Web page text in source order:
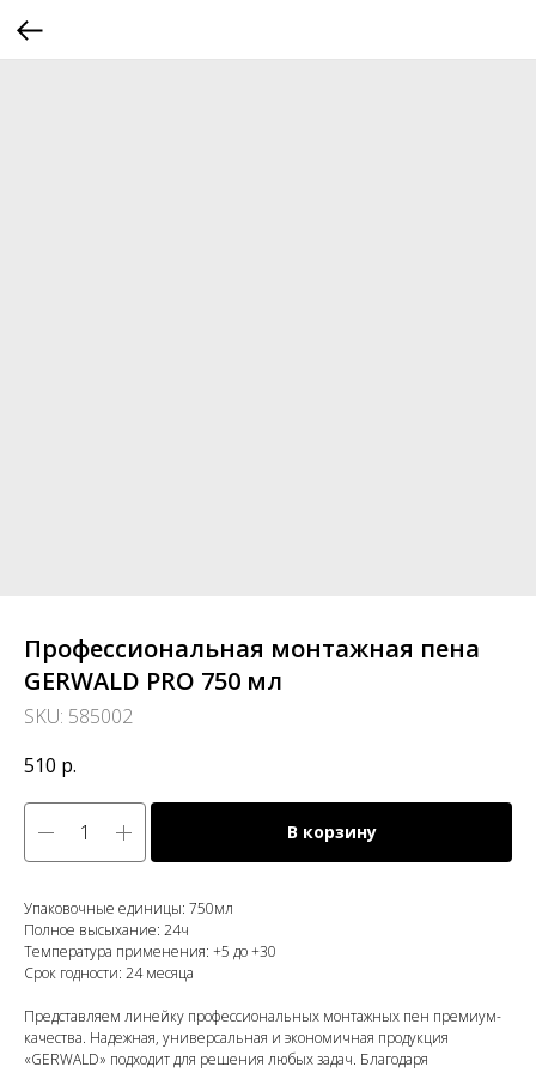
Профессиональная монтажная пена
GERWALD PRO 750 мл
SKU: 585002
510 р.
В корзину
Упаковочные единицы: 750мл
Полное высыхание: 24ч
Температура применения: +5 до +30
Срок годности: 24 месяца
Представляем линейку профессиональных монтажных пен премиум-
качества. Надежная, универсальная и экономичная продукция
«GERWALD» подходит для решения любых задач. Благодаря